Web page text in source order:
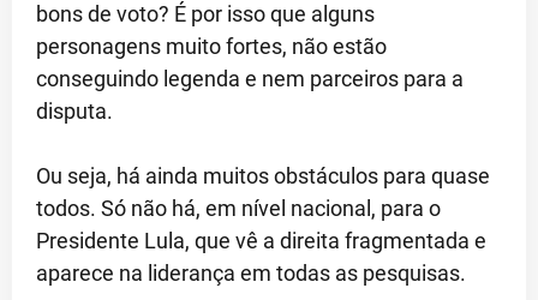
bons de voto? É por isso que alguns
personagens muito fortes, não estão
conseguindo legenda e nem parceiros para a
disputa.
Ou seja, há ainda muitos obstáculos para quase
todos. Só não há, em nível nacional, para o
Presidente Lula, que vê a direita fragmentada e
aparece na liderança em todas as pesquisas.